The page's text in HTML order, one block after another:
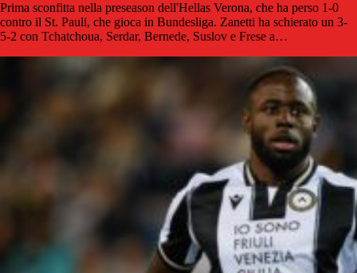
Prima sconfitta nella preseason dell'Hellas Verona, che ha perso 1-0
contro il St. Pauli, che gioca in Bundesliga. Zanetti ha schierato un 3-
5-2 con Tchatchoua, Serdar, Bernede, Suslov e Frese a…